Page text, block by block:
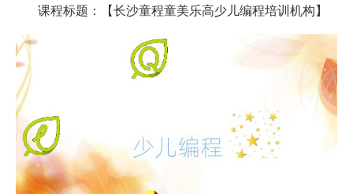
课程标题：【长沙童程童美乐高少儿编程培训机构】